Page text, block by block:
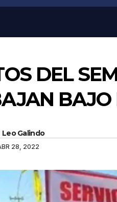
DEL
BAJO
Leo Galindo
28, 2022